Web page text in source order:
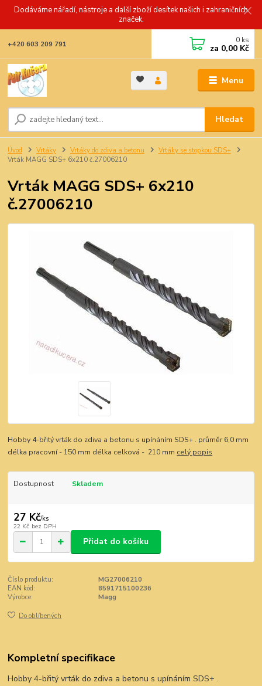
Dodáváme nářadí, nástroje a další zboží desítek našich i zahraničních
značek.
Menu
Hledat
+420 603 209 791 0 ks
za 0,00 Kč
Úvod Vrtáky Vrtáky do zdiva a betonu
Vrtáky se stopkou SDS+
Vrták MAGG SDS+ 6x210 č.27006210
Vrták MAGG SDS+ 6x210
č.27006210
Hobby 4-břitý vrták do zdiva a betonu s upínáním SDS+ . průměr 6,0 mm
délka pracovní - 150 mm délka celková - 210 mm celý popis
Dostupnost Skladem
27 Kč/ks
22 Kč bez DPH
Přidat do košíku
Číslo produktu:
MG27006210
EAN kód:
8591715100236
Výrobce:
Magg
Do oblíbených
Kompletní specifikace
Hobby 4-břitý vrták do zdiva a betonu s upínáním SDS+ .